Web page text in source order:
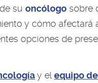
su oncólogo sobre
y cómo afectará
opciones de
y el equipo